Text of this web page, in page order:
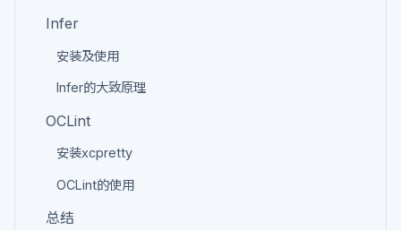
Infer
安装及使用
Infer的大致原理
OCLint
安装xcpretty
OCLint的使用
总结